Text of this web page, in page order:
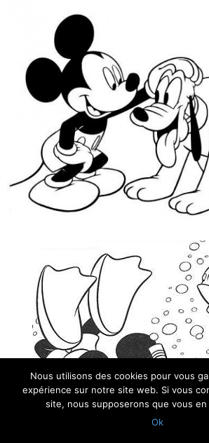
Nous utilisons des cookies pour vous
expérience sur notre site web. Si vous
site, nous supposerons que vous
Ok